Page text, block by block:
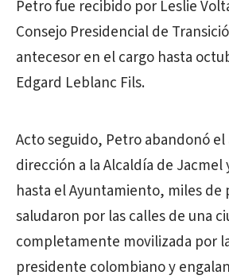
Petro fue recibido por Leslie
Consejo Presidencial de
antecesor en el cargo hasta
Edgard Leblanc Fils.
Acto seguido, Petro abandonó
dirección a la Alcaldía de Jacmel
hasta el Ayuntamiento, miles de
saludaron por las calles de una
completamente movilizada por
presidente colombiano y